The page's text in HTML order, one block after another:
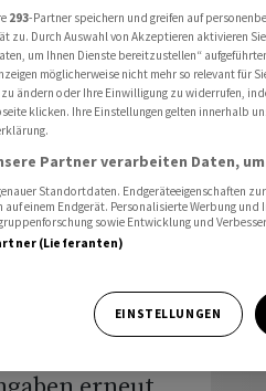
angegriffen
293-Partner speichern und greifen auf
zu. Durch Auswahl von Akzeptieren aktivieren
um Ihnen Dienste bereitzustellen“
möglicherweise nicht mehr so relevant für
ändern oder Ihre Einwilligung zu widerrufen,
klicken. Ihre Einstellungen gelten innerhalb
Partner verarbeiten Daten,
Standortdaten. Endgeräteeigenschaften
einem Endgerät. Personalisierte Werbung
sowie Entwicklung und
(Lieferanten)
EINSTELLUNGEN